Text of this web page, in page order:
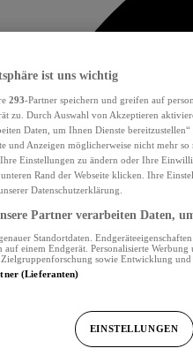
ist uns wichtig
293-Partner speichern und greifen auf
zu. Durch Auswahl von Akzeptieren
Daten, um Ihnen Dienste
und Anzeigen möglicherweise nicht mehr
Einstellungen zu ändern oder Ihre
Rand der Webseite klicken. Ihre
Datenschutzerklärung.
Partner verarbeiten Daten,
Standortdaten.
einem Endgerät. Personalisierte
sowie Entwicklung und
(Lieferanten)
EINSTELLUNGEN